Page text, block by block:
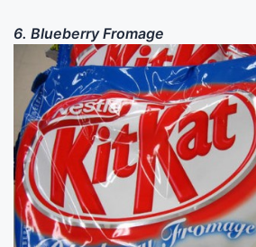
6. Blueberry Fromage